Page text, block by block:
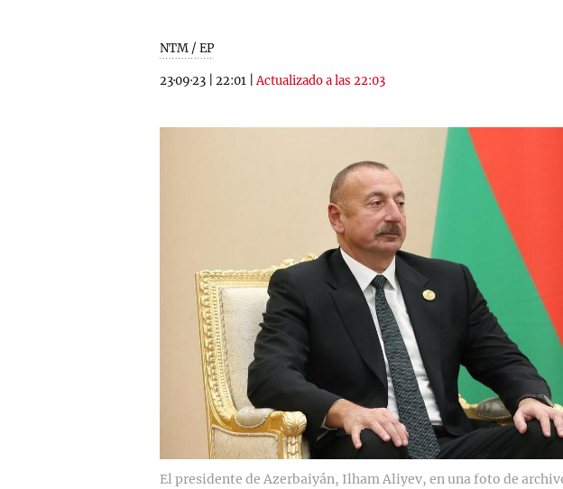
NTM / EP
23·09·23 22:01 |Actualizado a las 22:03
El presidente de Azerbaiyán, Ilham Aliyev, en una foto de